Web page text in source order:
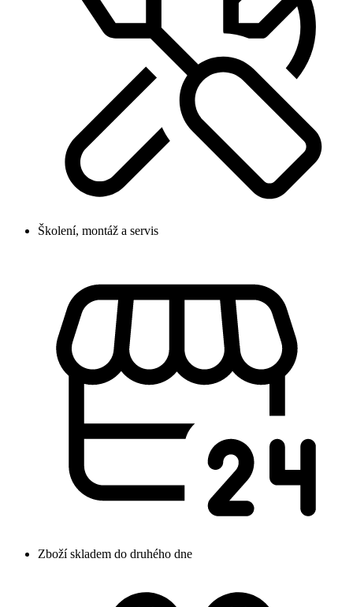
Školení, montáž a servis
Zboží skladem do druhého dne